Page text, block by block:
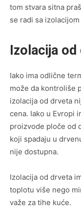
tom stvara sitna
se radi sa
Izolacija
Iako ima odlične
može da kontroliše
izolacija od drveta
cena. Iako u Evropi
proizvode ploče od
koji spadaju u
nije dostupna.
Izolacija od drveta
toplotu više nego
važe za tihe kuće.